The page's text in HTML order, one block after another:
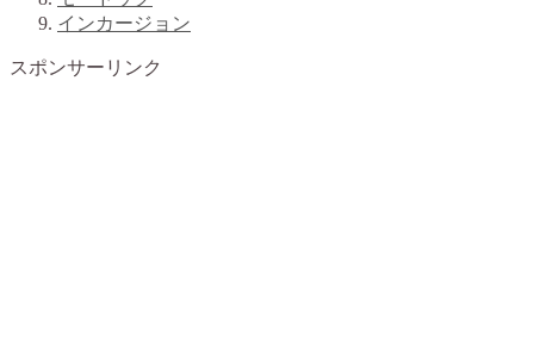
インカージョン
スポンサーリンク